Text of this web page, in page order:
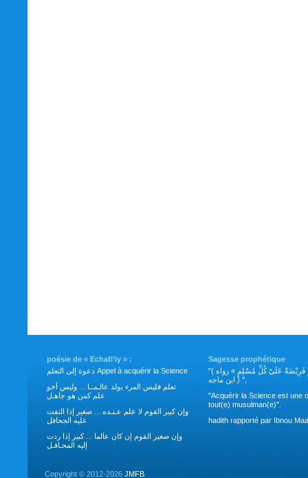
poésie de « Echafi’iy » :
دعوة إلى التعلم Appel à acquérir la Science
تعلم فليس المرء يولد عالـمــا ... وليس أخو
علم كمن هو جاهـل
وإن كبير القوم لا علم عـنـده ... صغير إذا التفت
عليه الجحافل
وإن صغير القوم إن كان عالما ... كبير إذا ردت
إليه المحـافـل
Sagesse prophétique
"( طَلَبُ العِلْمِ فَرِيْضَةٌ عَلَىْ كُلِّ مُسْلِمٍ » رواه
ابن ماجه ) ",
"Acquérir la Science est une
tout(e) musulman(e)".
hadith rapporté par Ibnou
Copyright © 2012-2026 JMFB